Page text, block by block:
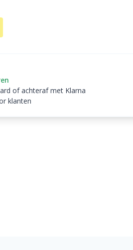
of achteraf met Klarna
klanten